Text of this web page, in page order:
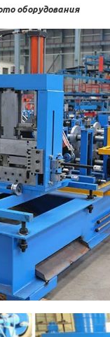
оборудования